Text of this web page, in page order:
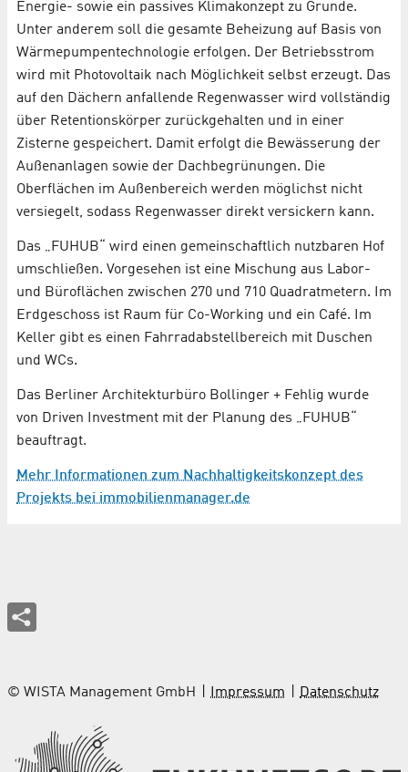
Energie- sowie ein passives Klimakonzept zu Grunde.
Unter anderem soll die gesamte Beheizung auf Basis von
Wärmepumpentechnologie erfolgen. Der Betriebsstrom
wird mit Photovoltaik nach Möglichkeit selbst erzeugt. Das
auf den Dächern anfallende Regenwasser wird vollständig
über Retentionskörper zurückgehalten und in einer
Zisterne gespeichert. Damit erfolgt die Bewässerung der
Außenanlagen sowie der Dachbegrünungen. Die
Oberflächen im Außenbereich werden möglichst nicht
versiegelt, sodass Regenwasser direkt versickern kann.
Das „FUHUB“ wird einen gemeinschaftlich nutzbaren Hof
umschließen. Vorgesehen ist eine Mischung aus Labor-
und Büroflächen zwischen 270 und 710 Quadratmetern. Im
Erdgeschoss ist Raum für Co-Working und ein Café. Im
Keller gibt es einen Fahrradabstellbereich mit Duschen
und WCs.
Das Berliner Architekturbüro Bollinger + Fehlig wurde
von Driven Investment mit der Planung des „FUHUB“
beauftragt.
Mehr Informationen zum Nachhaltigkeitskonzept des
Projekts bei immobilienmanager.de
© WISTA Management GmbH Impressum Datenschutz